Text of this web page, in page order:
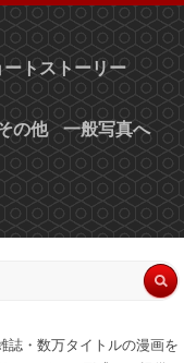
ートストーリー
の他 一般写真へ
誌・数万タイトルの漫画を